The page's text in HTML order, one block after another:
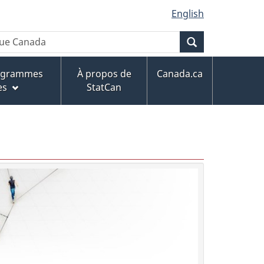
English
À propos de
StatCan
Canada.ca